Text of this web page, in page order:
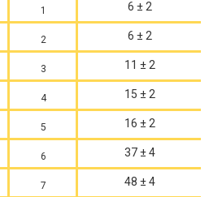
6 ± 2
1
6 ± 2
2
11 ± 2
3
15 ± 2
4
16 ± 2
5
6 37 ± 4
48 ± 4
7